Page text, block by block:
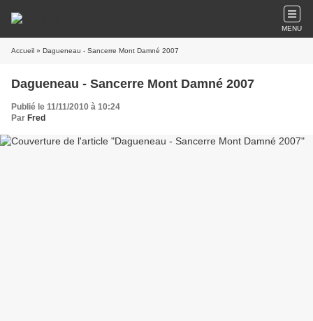
MENU
Accueil » Dagueneau - Sancerre Mont Damné 2007
Dagueneau - Sancerre Mont Damné 2007
Publié le 11/11/2010 à 10:24
Par Fred